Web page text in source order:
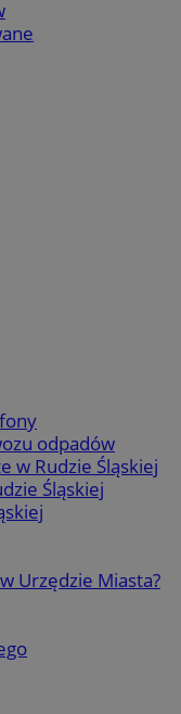
odpadów
w Rudzie Śląskiej
Śląskiej
Urzędzie Miasta?